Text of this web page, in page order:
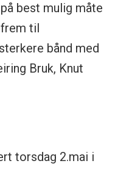
best mulig måte
til
bånd med
Bruk, Knut
torsdag 2.mai i